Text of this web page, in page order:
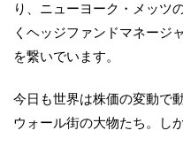
り、ニューヨーク・メッツ
くヘッジファンドマネージ
を繋いでいます。
今日も世界は株価の変動で
ウォール街の大物たち。し